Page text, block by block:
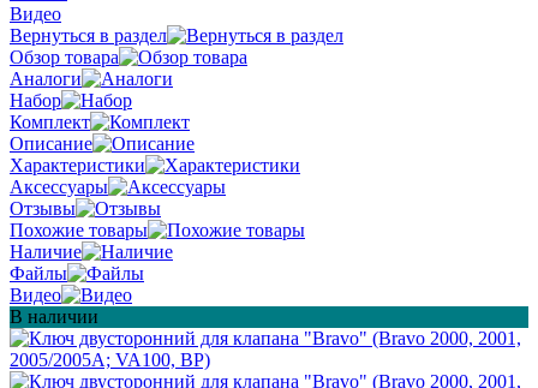
Видео
Вернуться в раздел
Обзор товара
Аналоги
Набор
Комплект
Описание
Характеристики
Аксессуары
Отзывы
Похожие товары
Наличие
Файлы
Видео
В наличии